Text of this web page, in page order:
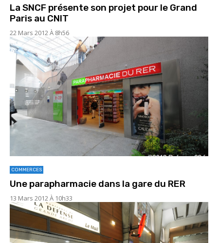
La SNCF présente son projet pour le Grand
Paris au CNIT
22 Mars 2012 À 8h56
COMMERCES
Une parapharmacie dans la gare du RER
13 Mars 2012 À 10h33